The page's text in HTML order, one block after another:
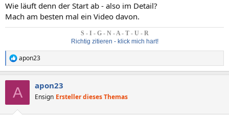
Wie läuft denn der Start ab - also im Detail?
Mach am besten mal ein Video davon.
S - I - G - N - A - T - U - R
Richtig zitieren - klick mich hart!
R
e
apon23
A apon23
Ensign Ersteller dieses Themas